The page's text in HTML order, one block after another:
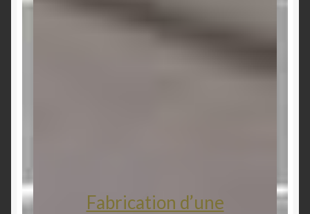
Fabrication d’une